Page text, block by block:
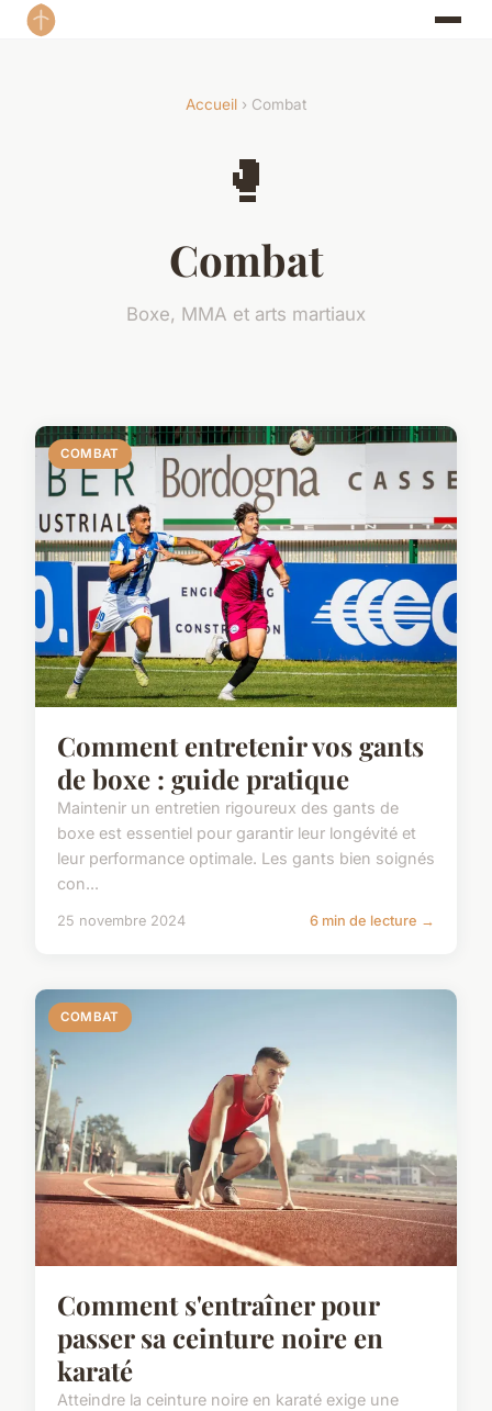
Accueil › Combat
🥊
Combat
Boxe, MMA et arts martiaux
COMBAT
Comment entretenir vos gants
de boxe : guide pratique
Maintenir un entretien rigoureux des gants de
boxe est essentiel pour garantir leur longévité et
leur performance optimale. Les gants bien soignés
con...
25 novembre 2024 6 min de lecture →
COMBAT
Comment s'entraîner pour
passer sa ceinture noire en
karaté
Atteindre la ceinture noire en karaté exige une